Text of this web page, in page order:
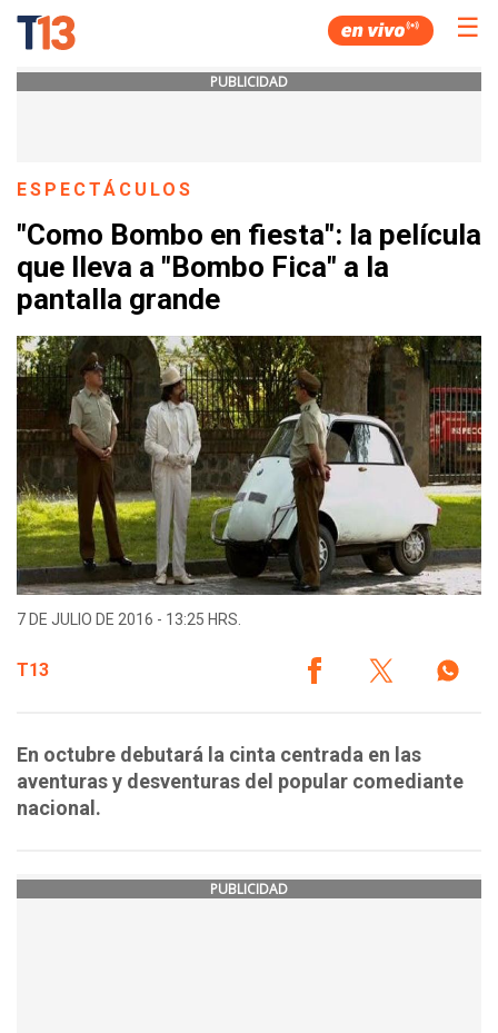
☰
PUBLICIDAD
ESPECTÁCULOS
"Como Bombo en fiesta": la película
que lleva a "Bombo Fica" a la
pantalla grande
7 DE JULIO DE 2016 - 13:25 HRS.
T13
En octubre debutará la cinta centrada en las
aventuras y desventuras del popular comediante
nacional.
PUBLICIDAD